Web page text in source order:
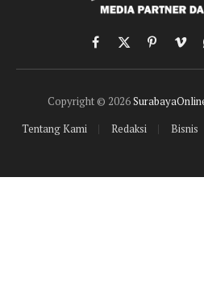
Facebook
X
(Twitter)
Pinterest
Copyright © 2026
Tentang Kami
Redaksi Bisnis